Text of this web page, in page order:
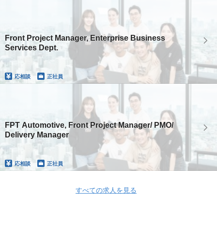
Front Project Manager, Enterprise Business
Services Dept.
応相談 正社員
FPT Automotive, Front Project Manager/ PMO/
Delivery Manager
応相談 正社員
すべての求人を見る